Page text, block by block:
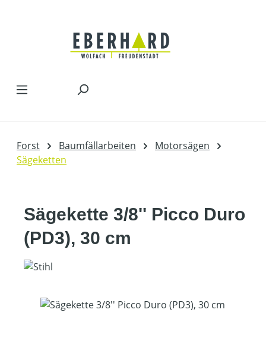
Forst Baumfällarbeiten
Motorsägen
Sägeketten
Sägekette 3/8'' Picco Duro
(PD3), 30 cm
Bildergalerie überspringen